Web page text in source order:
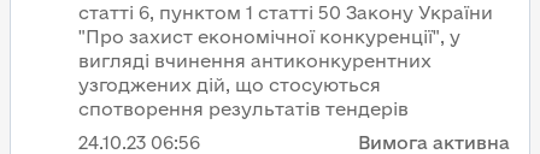
статті 6, пунктом 1 статті 50 Закону України
"Про захист економічної конкуренції", у
вигляді вчинення антиконкурентних
узгоджених дій, що стосуються
спотворення результатів тендерів
24.10.23 06:56
Вимога активна